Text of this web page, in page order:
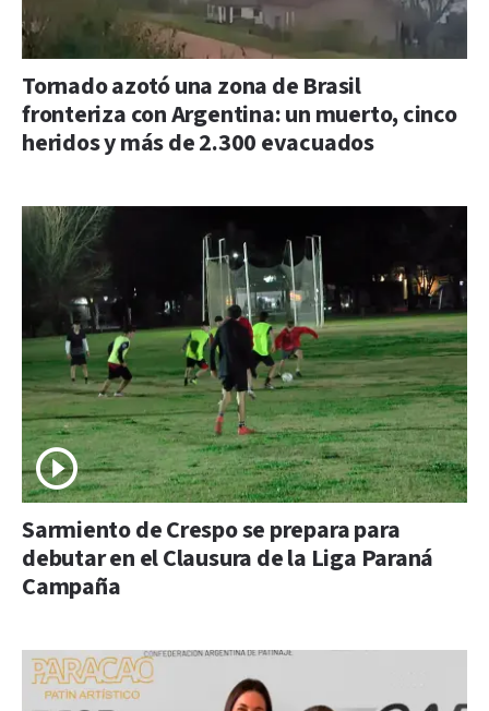
Tornado azotó una zona de Brasil
fronteriza con Argentina: un muerto, cinco
heridos y más de 2.300 evacuados
Sarmiento de Crespo se prepara para
debutar en el Clausura de la Liga Paraná
Campaña